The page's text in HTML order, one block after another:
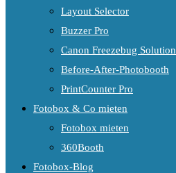
Layout Selector
Buzzer Pro
Canon Freezebug Solution
Before-After-Photobooth
PrintCounter Pro
Fotobox & Co mieten
Fotobox mieten
360Booth
Fotobox-Blog